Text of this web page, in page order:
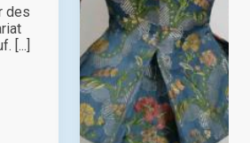
des
[...]